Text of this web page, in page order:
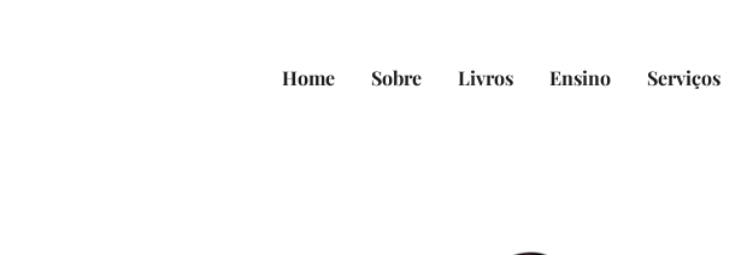
Home Sobre Livros Ensino Serviços